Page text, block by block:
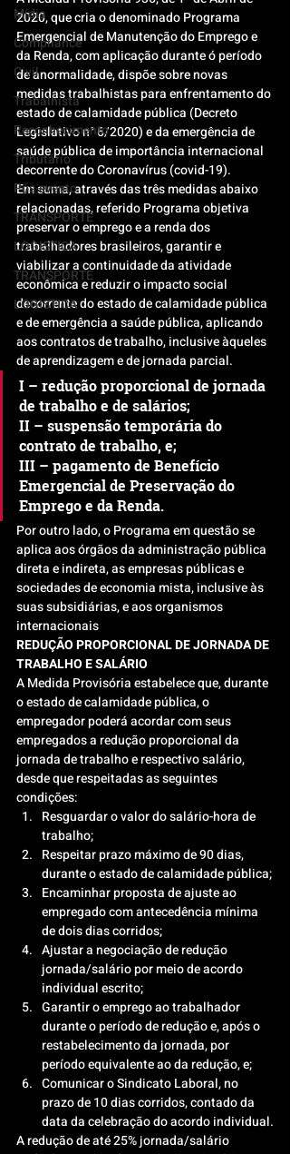
Mídia
Compliance
Civil
Trabalhista
Reconhecimento
Tributário
Pós-evento
TRANSPORTE
LOGISTICA
TRANSPORTE
LOGISTICA
2020, que cria o denominado Programa
Emergencial de Manutenção do Emprego e
da Renda, com aplicação durante ó período
de anormalidade, dispõe sobre novas
medidas trabalhistas para enfrentamento do
estado de calamidade pública (Decreto
Legislativo n° 6/2020) e da emergência de
saúde pública de importância internacional
decorrente do Coronavírus (covid-19).
Em suma, através das três medidas abaixo
relacionadas, referido Programa objetiva
preservar o emprego e a renda dos
trabalhadores brasileiros, garantir e
viabilizar a continuidade da atividade
econômica e reduzir o impacto social
decorrente do estado de calamidade pública
e de emergência a saúde pública, aplicando
aos contratos de trabalho, inclusive àqueles
de aprendizagem e de jornada parcial.
I – redução proporcional de jornada
de trabalho e de salários;
II – suspensão temporária do
contrato de trabalho, e;
III – pagamento de Benefício
Emergencial de Preservação do
Emprego e da Renda.
Por outro lado, o Programa em questão se
aplica aos órgãos da administração pública
direta e indireta, as empresas públicas e
sociedades de economia mista, inclusive às
suas subsidiárias, e aos organismos
internacionais
REDUÇÃO PROPORCIONAL DE JORNADA DE
TRABALHO E SALÁRIO
A Medida Provisória estabelece que, durante
o estado de calamidade pública, o
empregador poderá acordar com seus
empregados a redução proporcional da
jornada de trabalho e respectivo salário,
desde que respeitadas as seguintes
condições:
Resguardar o valor do salário-hora de
trabalho;
Respeitar prazo máximo de 90 dias,
durante o estado de calamidade pública;
Encaminhar proposta de ajuste ao
empregado com antecedência mínima
de dois dias corridos;
Ajustar a negociação de redução
jornada/salário por meio de acordo
individual escrito;
Garantir o emprego ao trabalhador
durante o período de redução e, após o
restabelecimento da jornada, por
período equivalente ao da redução, e;
Comunicar o Sindicato Laboral, no
prazo de 10 dias corridos, contado da
data da celebração do acordo individual.
A redução de até 25% jornada/salário